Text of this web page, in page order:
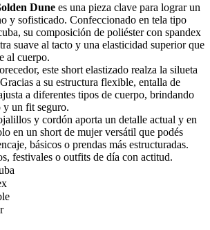
Dune es una pieza clave para lograr un
y sofisticado. Confeccionado en tela tipo
su composición de poliéster con spandex
suave al tacto y una elasticidad superior que
al cuerpo.
este short elastizado realza la silueta
a su estructura flexible, entalla de
a diferentes tipos de cuerpo, brindando
un fit seguro.
y cordón aporta un detalle actual y en
en un short de mujer versátil que podés
básicos o prendas más estructuradas.
festivales o outfits de día con actitud.